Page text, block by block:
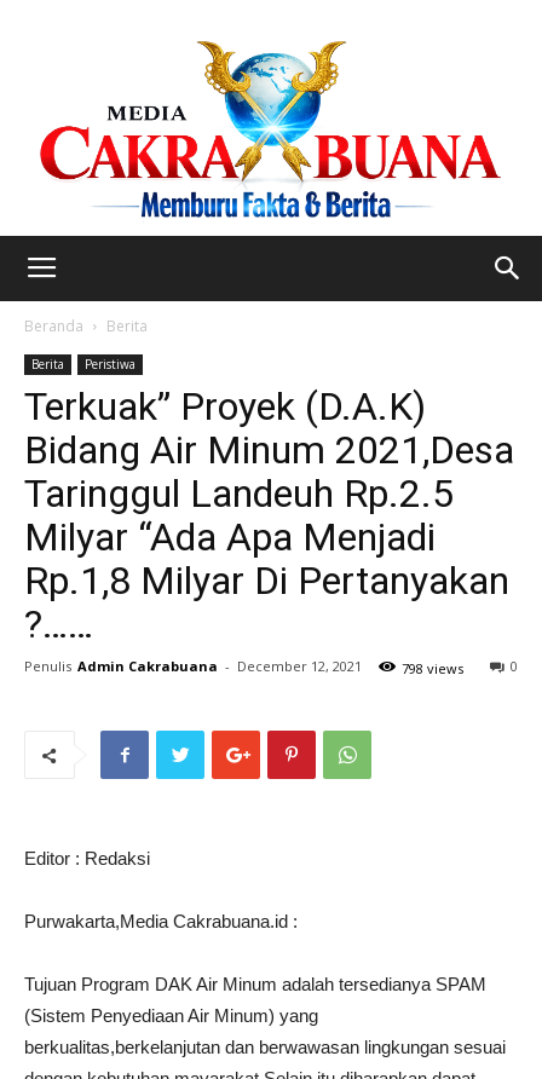
Beranda Berita
Berita Peristiwa
Terkuak” Proyek (D.A.K)
Bidang Air Minum 2021,Desa
Taringgul Landeuh Rp.2.5
Milyar “Ada Apa Menjadi
Rp.1,8 Milyar Di Pertanyakan
?……
Penulis Admin Cakrabuana - December 12, 2021 0
798 views
Editor : Redaksi
Purwakarta,Media Cakrabuana.id :
Tujuan Program DAK Air Minum adalah tersedianya SPAM
(Sistem Penyediaan Air Minum) yang
berkualitas,berkelanjutan dan berwawasan lingkungan sesuai